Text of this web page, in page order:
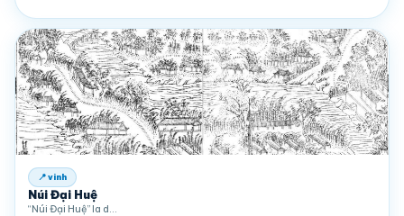
📍 vinh
Núi Đại Huệ
“Núi Đại Huệ” la d…